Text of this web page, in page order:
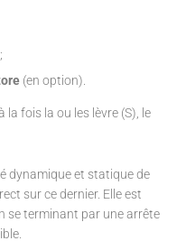
;
(en option).
fois la ou les lèvre (S), le
dynamique et statique de
sur ce dernier. Elle est
se terminant par une arrête